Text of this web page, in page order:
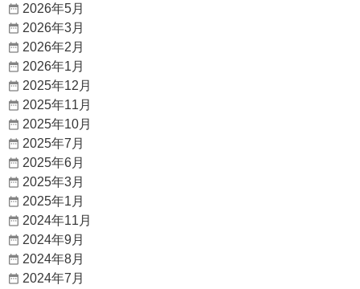
2026年5月
2026年3月
2026年2月
2026年1月
2025年12月
2025年11月
2025年10月
2025年7月
2025年6月
2025年3月
2025年1月
2024年11月
2024年9月
2024年8月
2024年7月